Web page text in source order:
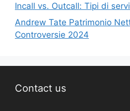
Incall vs. Outcall: Tipi di
Andrew Tate Patrimonio
Controversie 2024
Contact us